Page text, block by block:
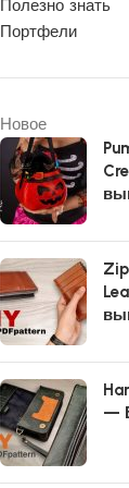
Полезно знать
Портфели
Новое
—